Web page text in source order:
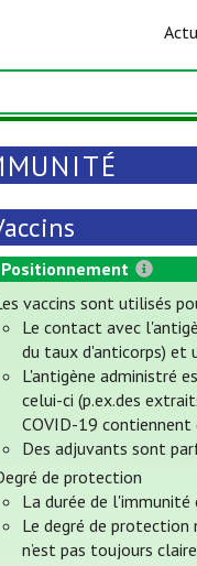
Positionnement
vaccins sont utilisés
Le contact avec
du taux d'anticorps) et
L'antigène administré
celui-ci (p.ex.des
COVID-19 contiennent
Des adjuvants sont
de protection
La durée de
Le degré de
n’est pas toujours